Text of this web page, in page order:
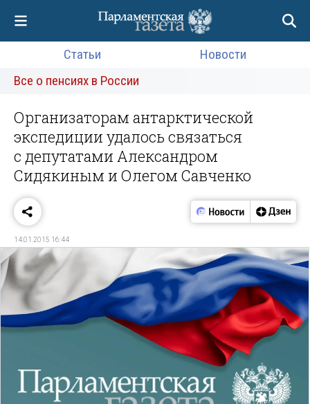
Статьи
Новости
Все о пенсиях в России
Организаторам антарктической
экспедиции удалось связаться
с депутатами Александром
Сидякиным и Олегом Савченко
14.01.2015 16:44